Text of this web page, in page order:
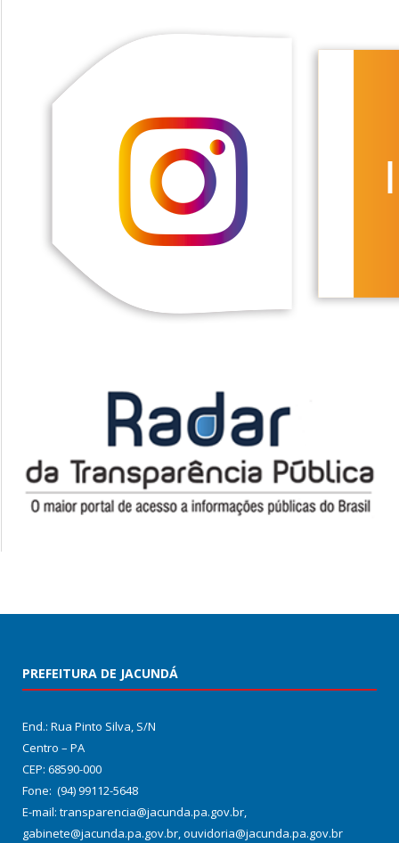
PREFEITURA DE JACUNDÁ
End.: Rua Pinto Silva, S/N
Centro – PA
CEP: 68590-000
Fone: (94) 99112-5648
E-mail: transparencia@jacunda.pa.gov.br,
gabinete@jacunda.pa.gov.br, ouvidoria@jacunda.pa.gov.br